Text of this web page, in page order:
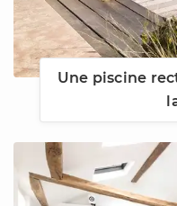
Une piscine